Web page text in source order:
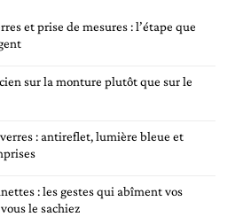
et prise de mesures : l’étape que
sur la monture plutôt que sur le
: antireflet, lumière bleue et
: les gestes qui abîment vos
le sachiez